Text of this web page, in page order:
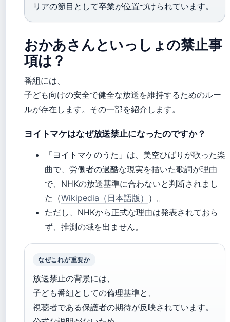
リアの節目として卒業が位置づけられています。
おかあさんといっしょの禁止事
項は？
番組には、
子ども向けの安全で健全な放送を維持するためのルー
ルが存在します。その一部を紹介します。
ヨイトマケはなぜ放送禁止になったのですか？
「ヨイトマケのうた」は、美空ひばりが歌った楽
曲で、労働者の過酷な現実を描いた歌詞が理由
で、NHKの放送基準に合わないと判断されまし
た（Wikipedia（日本語版） ）。
ただし、NHKから正式な理由は発表されておら
ず、推測の域を出ません。
なぜこれが重要か
放送禁止の背景には、
子ども番組としての倫理基準と、
視聴者である保護者の期待が反映されています。